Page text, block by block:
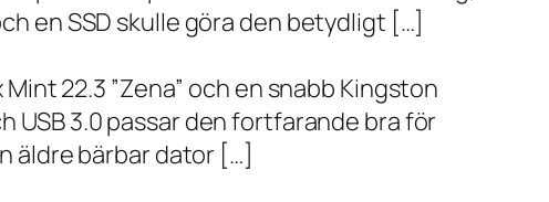
en SSD skulle göra den betydligt […]
22.3 ”Zena” och en snabb Kingston
USB 3.0 passar den fortfarande bra för
äldre bärbar dator […]